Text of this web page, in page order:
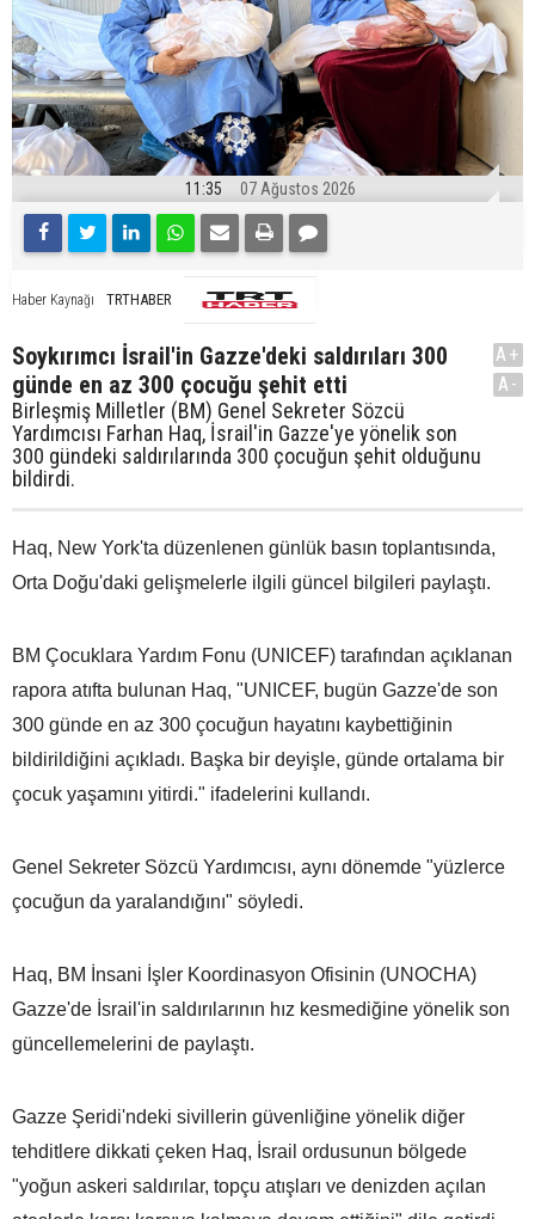
11:35 07 Ağustos 2026
Haber Kaynağı TRTHABER
Soykırımcı İsrail'in Gazze'deki saldırıları 300
günde en az 300 çocuğu şehit etti
Birleşmiş Milletler (BM) Genel Sekreter Sözcü
Yardımcısı Farhan Haq, İsrail'in Gazze'ye yönelik son
300 gündeki saldırılarında 300 çocuğun şehit olduğunu
bildirdi.
A+
A-
Haq, New York'ta düzenlenen günlük basın toplantısında,
Orta Doğu'daki gelişmelerle ilgili güncel bilgileri paylaştı.
BM Çocuklara Yardım Fonu (UNICEF) tarafından açıklanan
rapora atıfta bulunan Haq, "UNICEF, bugün Gazze'de son
300 günde en az 300 çocuğun hayatını kaybettiğinin
bildirildiğini açıkladı. Başka bir deyişle, günde ortalama bir
çocuk yaşamını yitirdi." ifadelerini kullandı.
Genel Sekreter Sözcü Yardımcısı, aynı dönemde "yüzlerce
çocuğun da yaralandığını" söyledi.
Haq, BM İnsani İşler Koordinasyon Ofisinin (UNOCHA)
Gazze'de İsrail'in saldırılarının hız kesmediğine yönelik son
güncellemelerini de paylaştı.
Gazze Şeridi'ndeki sivillerin güvenliğine yönelik diğer
tehditlere dikkati çeken Haq, İsrail ordusunun bölgede
"yoğun askeri saldırılar, topçu atışları ve denizden açılan